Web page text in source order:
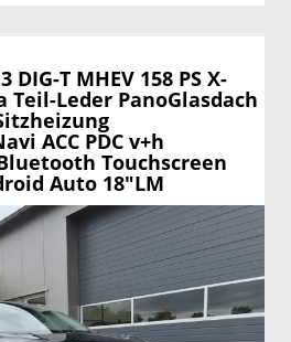
DIG-T MHEV 158 PS X-
Teil-Leder PanoGlasdach
ACC PDC v+h
Touchscreen
Auto 18"LM